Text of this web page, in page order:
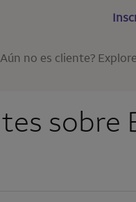
no es cliente?
sobre